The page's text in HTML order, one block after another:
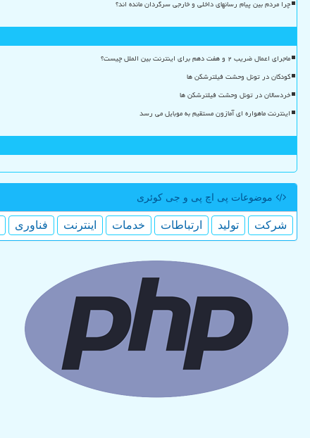
چرا مردم بین پیام رسانهای داخلی و خارجی سرگردان مانده اند؟
ماجرای اعمال ضریب ۲ و هفت دهم برای اینترنت بین الملل چیست؟
کودکان در تونل وحشت فیلترشکن ها
خردسالان در تونل وحشت فیلترشکن ها
اینترنت ماهواره ای آمازون مستقیم به موبایل می رسد
موضوعات پی اچ پی و جی كوئری
شركت تولید ارتباطات خدمات اینترنت فناوری